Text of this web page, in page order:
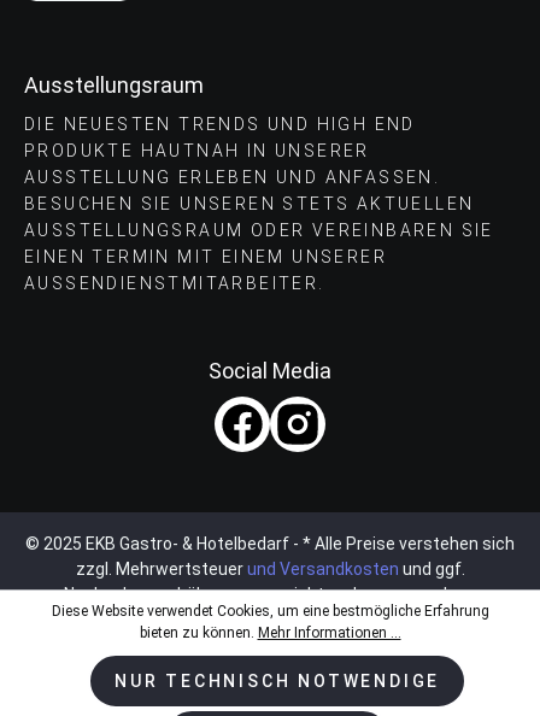
Ausstellungsraum
DIE NEUESTEN TRENDS UND HIGH END
PRODUKTE HAUTNAH IN UNSERER
AUSSTELLUNG ERLEBEN UND ANFASSEN.
BESUCHEN SIE UNSEREN STETS AKTUELLEN
AUSSTELLUNGSRAUM ODER VEREINBAREN SIE
EINEN TERMIN MIT EINEM UNSERER
AUSSENDIENSTMITARBEITER.
Social Media
© 2025 EKB Gastro- & Hotelbedarf - * Alle Preise verstehen sich
zzgl. Mehrwertsteuerund Versandkosten und ggf.
Nachnahmegebühren, wenn nicht anders angegeben.
Diese Website verwendet Cookies, um eine bestmögliche Erfahrung
bieten zu können. Mehr Informationen ...
NUR TECHNISCH NOTWENDIGE